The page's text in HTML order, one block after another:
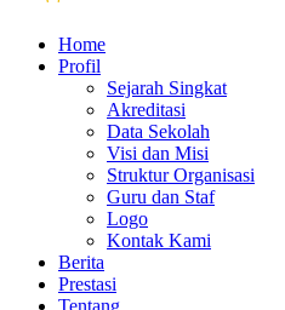
Home
Profil
Sejarah Singkat
Akreditasi
Data Sekolah
Visi dan Misi
Struktur Organisasi
Guru dan Staf
Logo
Kontak Kami
Berita
Prestasi
Tentang